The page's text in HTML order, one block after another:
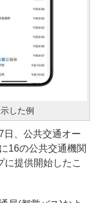
した例
日、公共交通オー
16の公共交通機関
提供開始したこ